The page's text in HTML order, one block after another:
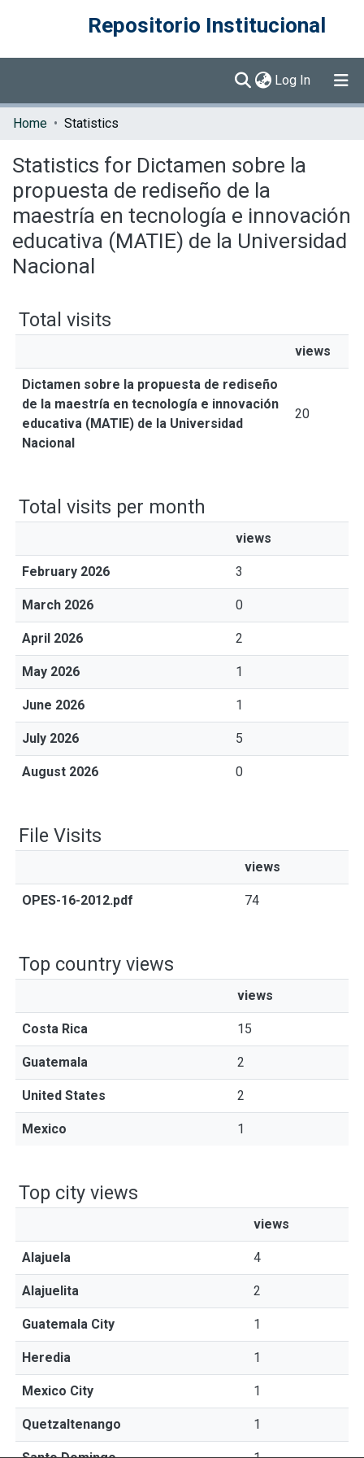
Repositorio Institucional
Log In (current)
Communities & Collections
Home Statistics
Statistics for Dictamen sobre la
propuesta de rediseño de la
maestría en tecnología e innovación
educativa (MATIE) de la Universidad
Nacional
Total visits
views
Dictamen sobre la propuesta de rediseño
de la maestría en tecnología e innovación
educativa (MATIE) de la Universidad
Nacional
20
Total visits per month
views
February 2026 3
March 2026 0
April 2026 2
May 2026 1
June 2026 1
July 2026 5
August 2026 0
File Visits
views
OPES-16-2012.pdf 74
Top country views
views
Costa Rica 15
Guatemala 2
United States 2
Mexico 1
Top city views
views
Alajuela 4
Alajuelita 2
Guatemala City 1
Heredia 1
Mexico City 1
Quetzaltenango 1